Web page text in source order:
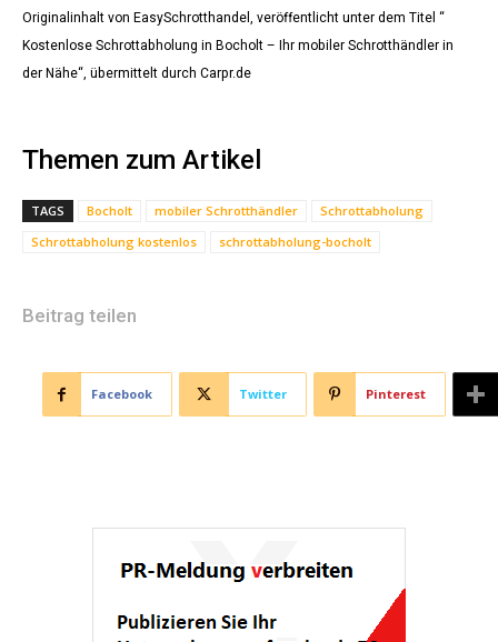
Originalinhalt von EasySchrotthandel, veröffentlicht unter dem Titel “
Kostenlose Schrottabholung in Bocholt – Ihr mobiler Schrotthändler in
der Nähe“, übermittelt durch Carpr.de
Themen zum Artikel
TAGS Bocholt mobiler Schrotthändler
Schrottabholung
Schrottabholung kostenlos
schrottabholung-bocholt
Beitrag teilen
Facebook Twitter Pinterest